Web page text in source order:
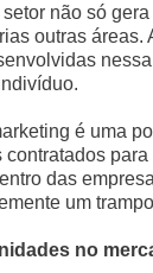
não só
outras
é uma
contratados
das
um
no